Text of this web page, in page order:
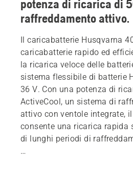
potenza di ricarica di
raffreddamento attivo.
Il caricabatterie Husqvarna
caricabatterie rapido ed
la ricarica veloce delle
sistema flessibile di batterie
36 V. Con una potenza di
ActiveCool, un sistema di
attivo con ventole integrate,
consente una ricarica rapida
di lunghi periodi di